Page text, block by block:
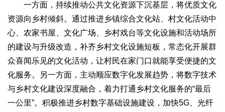
一方面，持续推动公共文化资源下沉基层，将优质文化
资源向乡村倾斜。通过推进乡镇综合文化站、村文化活动中
心、农家书屋、文化广场、乡村戏台等文化设施和活动场所
的建设与升级改造，补齐乡村文化设施短板，常态化开展群
众喜闻乐见的文化活动，让村民在家门口就能享受便捷的文
化服务。另一方面，主动顺应数字化发展趋势，将数字技术
与乡村文化建设深度融合，着力打通乡村文化服务的“最后
一公里”。积极推进乡村数字基础设施建设，加快5G、光纤